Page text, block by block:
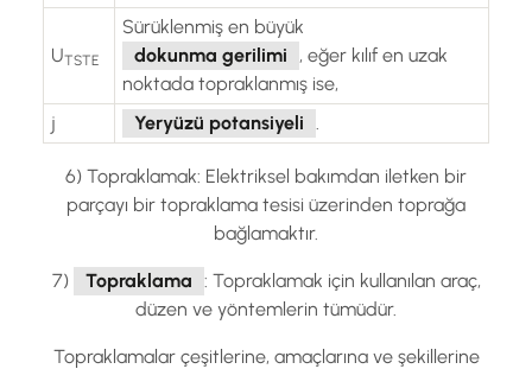
UTSTE
Sürüklenmiş en büyük
dokunma gerilimi
, eğer kılıf en uzak
noktada topraklanmış ise,
j
Yeryüzü potansiyeli
6) Topraklamak: Elektriksel bakımdan iletken bir
parçayı bir topraklama tesisi üzerinden toprağa
bağlamaktır.
7) Topraklama : Topraklamak için kullanılan araç,
düzen ve yöntemlerin tümüdür.
Topraklamalar çeşitlerine, amaçlarına ve şekillerine